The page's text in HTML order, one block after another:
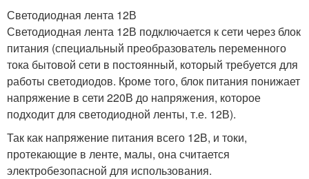
Светодиодная лента 12В
Светодиодная лента 12В подключается к сети через блок
питания (специальный преобразователь переменного
тока бытовой сети в постоянный, который требуется для
работы светодиодов. Кроме того, блок питания понижает
напряжение в сети 220В до напряжения, которое
подходит для светодиодной ленты, т.е. 12В).
Так как напряжение питания всего 12В, и токи,
протекающие в ленте, малы, она считается
электробезопасной для использования.